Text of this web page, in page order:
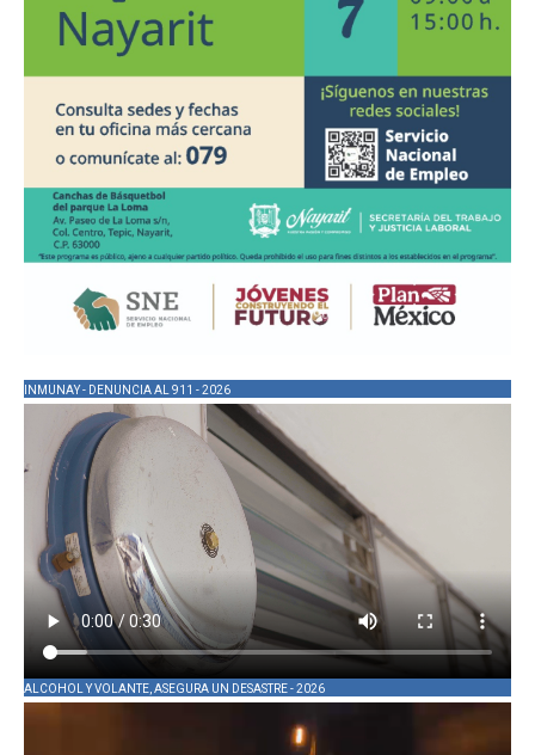
INMUNAY - DENUNCIA AL 911 - 2026
ALCOHOL Y VOLANTE, ASEGURA UN DESASTRE - 2026